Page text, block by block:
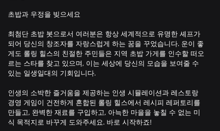
초밥과 우정을 빚으세요
최첨단 초밥 봇으로서 여러분은 항상 세계적으로 유명한 셰프가
되어 당신의 창조자를 자랑스럽게 하는 꿈을 꾸었습니다. 운이 좋
게도 롤링 힐스의 친절한 주민들은 지역 초밥 가게를 인수할 떠오
르는 스타를 찾고 있으며, 이는 세상에 당신의 모습을 보여줄 수
있는 일생일대의 기회입니다.
인생의 소박한 즐거움을 제공하는 인생 시뮬레이션과 레스토랑
경영 게임이 건전하게 혼합된 롤링 힐스에서 레시피 레퍼토리를
만들고, 완벽한 재료를 구입하고, 아늑한 마을을 놓칠 수 없는 미
식 목적지로 바꾸게 도와주세요. 바로 시작하죠!